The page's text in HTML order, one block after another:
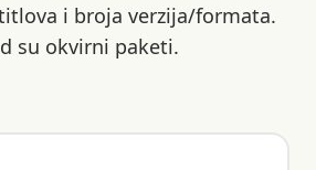
i broja verzija/formata.
su okvirni paketi.